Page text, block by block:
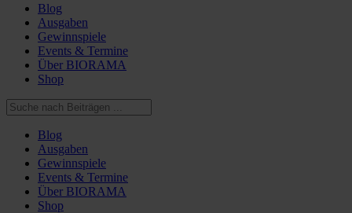
Blog
Ausgaben
Gewinnspiele
Events & Termine
Über BIORAMA
Shop
Blog
Ausgaben
Gewinnspiele
Events & Termine
Über BIORAMA
Shop